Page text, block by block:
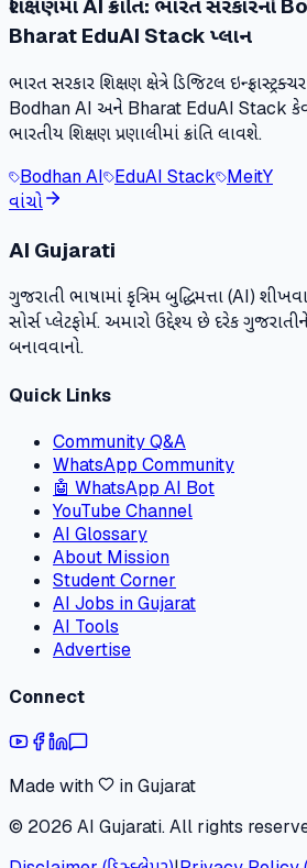
શિક્ષણમાં AI ક્રાંતિ: ભારત
Bharat EduAI Stack પ્લાન
ભારત સરકાર શિક્ષણ ક્ષેત્રે ડિજિટલ
Bodhan AI અને Bharat EduAI Stack
ભારતીય શિક્ષણ પ્રણાલીમાં ક્રાંતિ લાવશે.
Bodhan AI EduAI Stack MeitY
વાંચો
AI Gujarati
ગુજરાતી ભાષામાં કૃત્રિમ બુદ્ધિમત્તા (AI)
સોર્સ પ્લેટફોર્મ. અમારો ઉદ્દેશ્ય છે દરેક
બનાવવાનો.
Quick Links
Community Q&A
WhatsApp Community
🤖 WhatsApp AI Bot
YouTube Channel
AI Glossary
About Mission
Student Corner
AI Jobs in Gujarat
AI Tools
Advertise
Connect
Made with
in Gujarat
© 2026 AI Gujarati. All rights